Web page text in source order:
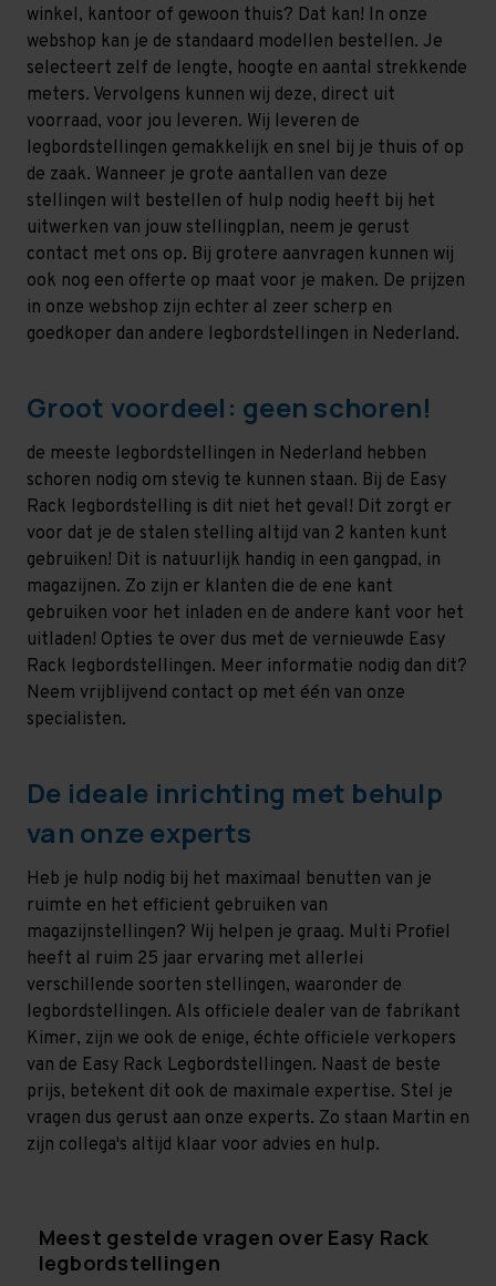
winkel, kantoor of gewoon thuis? Dat kan! In onze
webshop kan je de standaard modellen bestellen. Je
selecteert zelf de lengte, hoogte en aantal strekkende
meters. Vervolgens kunnen wij deze, direct uit
voorraad, voor jou leveren. Wij leveren de
legbordstellingen gemakkelijk en snel bij je thuis of op
de zaak. Wanneer je grote aantallen van deze
stellingen wilt bestellen of hulp nodig heeft bij het
uitwerken van jouw stellingplan, neem je gerust
contact met ons op. Bij grotere aanvragen kunnen wij
ook nog een offerte op maat voor je maken. De prijzen
in onze webshop zijn echter al zeer scherp en
goedkoper dan andere legbordstellingen in Nederland.
Groot voordeel: geen schoren!
de meeste legbordstellingen in Nederland hebben
schoren nodig om stevig te kunnen staan. Bij de Easy
Rack legbordstelling is dit niet het geval! Dit zorgt er
voor dat je de stalen stelling altijd van 2 kanten kunt
gebruiken! Dit is natuurlijk handig in een gangpad, in
magazijnen. Zo zijn er klanten die de ene kant
gebruiken voor het inladen en de andere kant voor het
uitladen! Opties te over dus met de vernieuwde Easy
Rack legbordstellingen. Meer informatie nodig dan dit?
Neem vrijblijvend contact op met één van onze
specialisten.
De ideale inrichting met behulp
van onze experts
Heb je hulp nodig bij het maximaal benutten van je
ruimte en het efficient gebruiken van
magazijnstellingen? Wij helpen je graag. Multi Profiel
heeft al ruim 25 jaar ervaring met allerlei
verschillende soorten stellingen, waaronder de
legbordstellingen. Als officiele dealer van de fabrikant
Kimer, zijn we ook de enige, échte officiele verkopers
van de Easy Rack Legbordstellingen. Naast de beste
prijs, betekent dit ook de maximale expertise. Stel je
vragen dus gerust aan onze experts. Zo staan Martin en
zijn collega's altijd klaar voor advies en hulp.
Meest gestelde vragen over Easy Rack
legbordstellingen